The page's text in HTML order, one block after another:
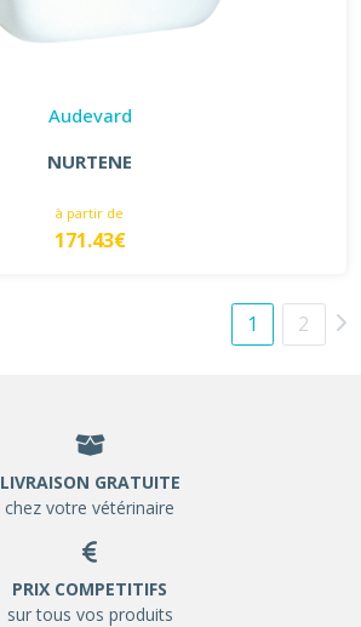
Audevard
NURTENE
à partir de
171.43€
1 2
LIVRAISON GRATUITE
chez votre vétérinaire
PRIX COMPETITIFS
sur tous vos produits